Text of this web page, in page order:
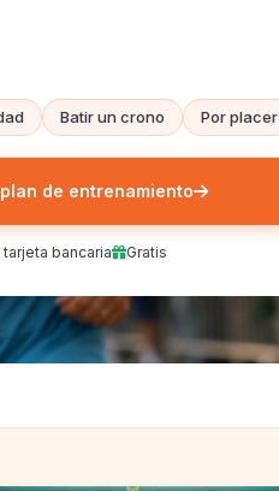
Batir un crono Por placer
de entrenamiento
tarjeta bancaria Gratis